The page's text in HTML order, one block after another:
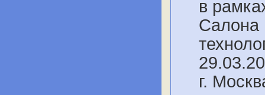
в
Салона
г.